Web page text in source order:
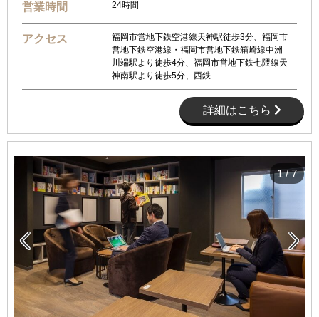
営業時間 24時間
アクセス
福岡市営地下鉄空港線天神駅徒歩3分、福岡市
営地下鉄空港線・福岡市営地下鉄箱崎線中洲
川端駅より徒歩4分、福岡市営地下鉄七隈線天
神南駅より徒歩5分、西鉄…
詳細はこちら
 
1/7